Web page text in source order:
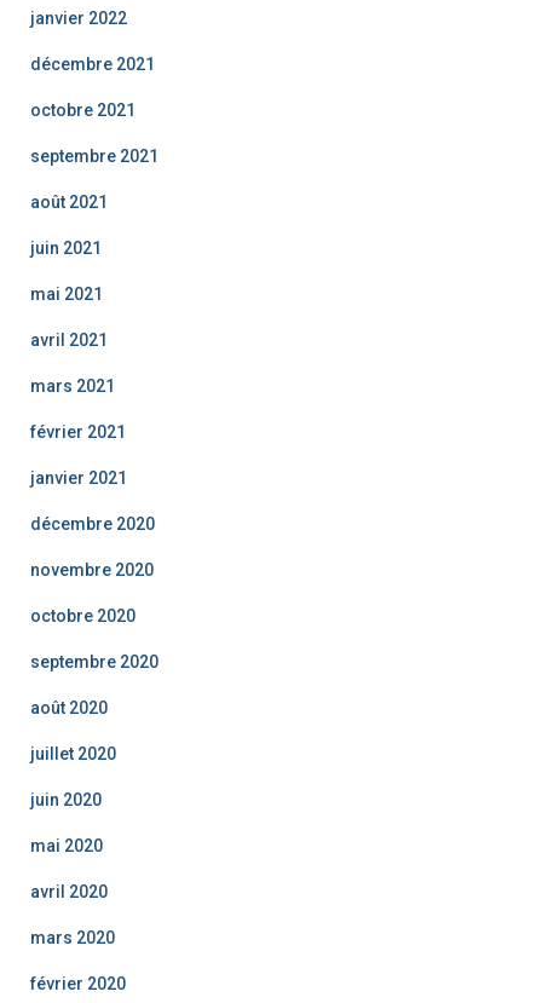
janvier 2022
décembre 2021
octobre 2021
septembre 2021
août 2021
juin 2021
mai 2021
avril 2021
mars 2021
février 2021
janvier 2021
décembre 2020
novembre 2020
octobre 2020
septembre 2020
août 2020
juillet 2020
juin 2020
mai 2020
avril 2020
mars 2020
février 2020